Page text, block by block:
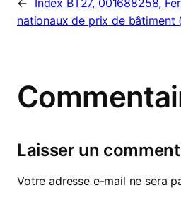
← Index BT27, 001688258,
nationaux de prix de bâtiment
Laisser un
Votre adresse e-mail ne sera